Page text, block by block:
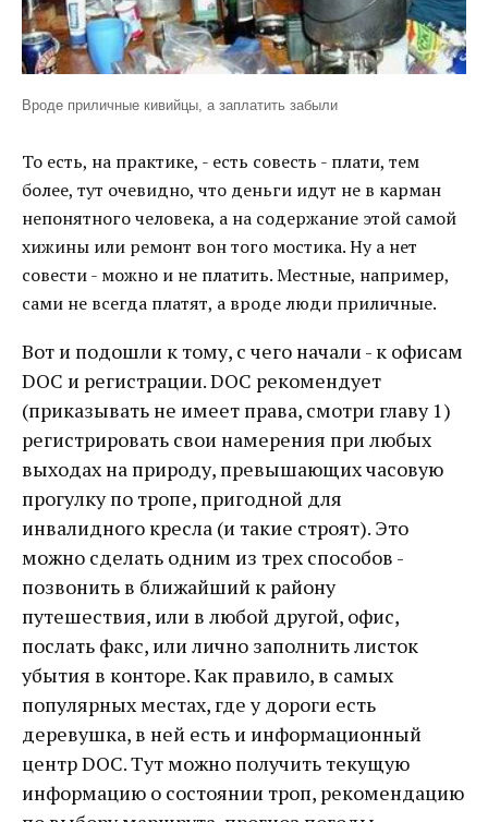
Вроде приличные кивийцы, а заплатить забыли
То есть, на практике, - есть совесть - плати, тем
более, тут очевидно, что деньги идут не в карман
непонятного человека, а на содержание этой самой
хижины или ремонт вон того мостика. Ну а нет
совести - можно и не платить. Местные, например,
сами не всегда платят, а вроде люди приличные.
Вот и подошли к тому, с чего начали - к офисам
DOC и регистрации. DOC рекомендует
(приказывать не имеет права, смотри главу 1)
регистрировать свои намерения при любых
выходах на природу, превышающих часовую
прогулку по тропе, пригодной для
инвалидного кресла (и такие строят). Это
можно сделать одним из трех способов -
позвонить в ближайший к району
путешествия, или в любой другой, офис,
послать факс, или лично заполнить листок
убытия в конторе. Как правило, в самых
популярных местах, где у дороги есть
деревушка, в ней есть и информационный
центр DOC. Тут можно получить текущую
информацию о состоянии троп, рекомендацию